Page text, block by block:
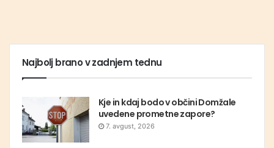
Najbolj brano v zadnjem tednu
Kje in kdaj bodo v občini Domžale
uvedene prometne zapore?
7. avgust, 2026